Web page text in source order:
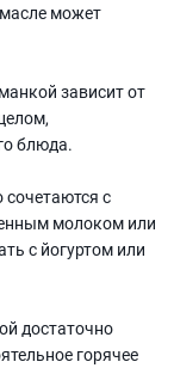
может
зависит от
блюда.
с
молоком или
с йогуртом или
достаточно
горячее